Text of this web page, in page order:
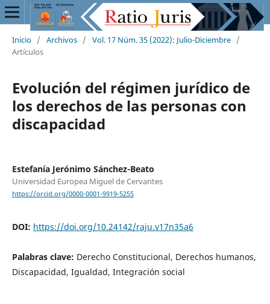
Inicio / Archivos / Vol. 17 Núm. 35 (2022): Julio-Diciembre /
Artículos
Evolución del régimen jurídico de
los derechos de las personas con
discapacidad
Estefanía Jerónimo Sánchez-Beato
Universidad Europea Miguel de Cervantes
https://orcid.org/0000-0001-9919-5255
DOI: https://doi.org/10.24142/raju.v17n35a6
Palabras clave: Derecho Constitucional, Derechos humanos,
Discapacidad, Igualdad, Integración social